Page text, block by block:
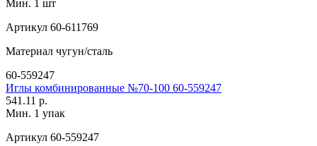
Мин. 1 шт
Артикул 60-611769
Материал чугун/сталь
60-559247
Иглы комбинированные №70-100 60-559247
541.11 р.
Мин. 1 упак
Артикул 60-559247